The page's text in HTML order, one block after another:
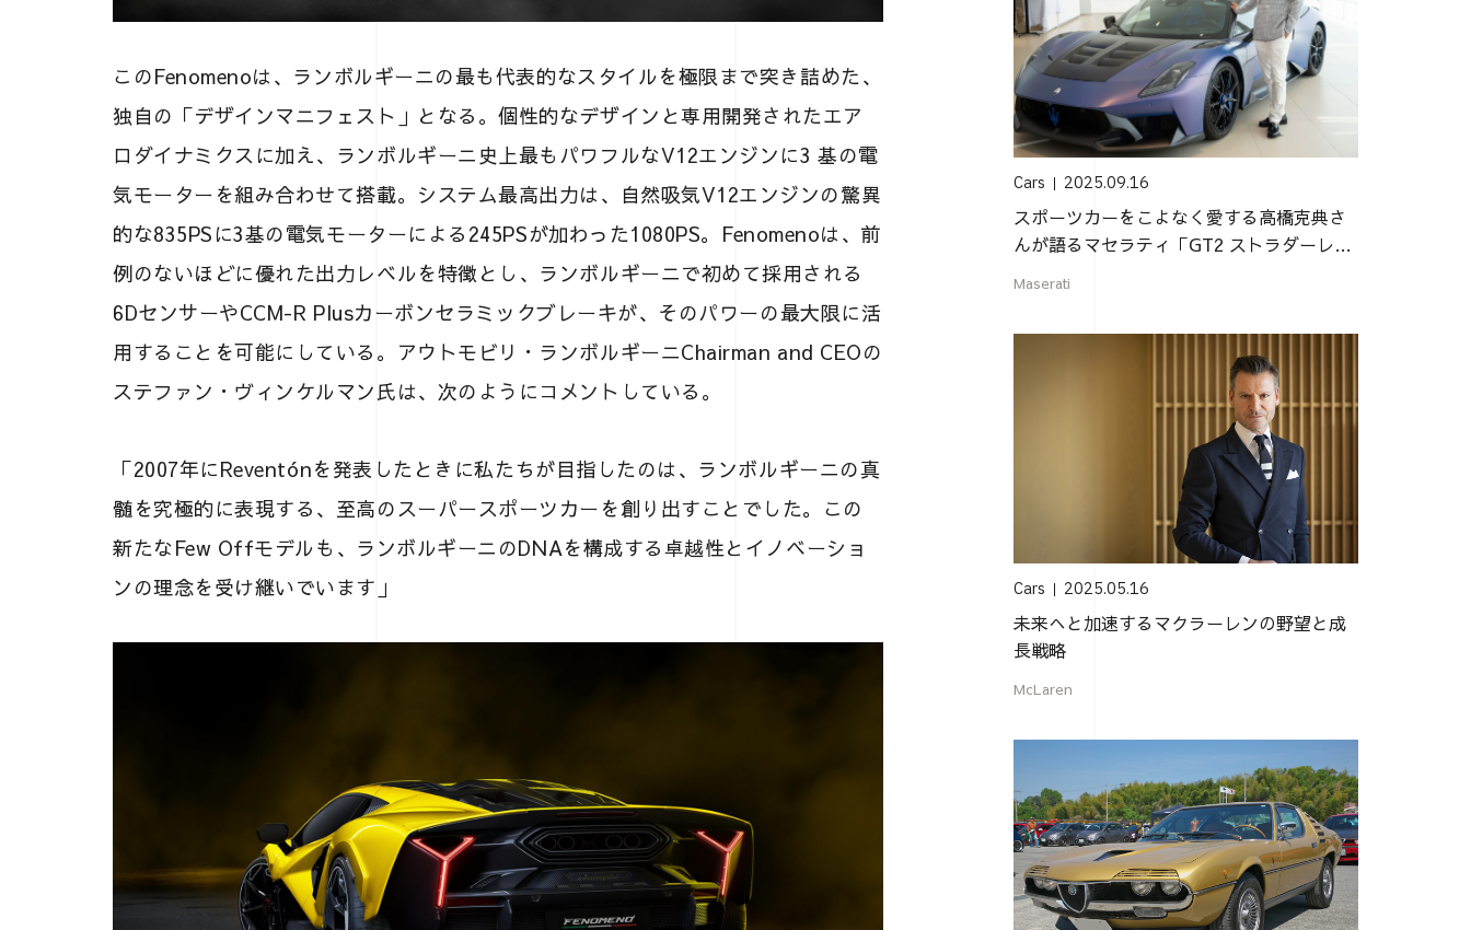
このFenomenoは、ランボルギーニの最も代表的なスタイルを極限まで突き詰めた、
独自の「デザインマニフェスト」となる。個性的なデザインと専用開発されたエア
ロダイナミクスに加え、ランボルギーニ史上最もパワフルなV12エンジンに3 基の電
気モーターを組み合わせて搭載。システム最高出力は、自然吸気V12エンジンの驚異
的な835PSに3基の電気モーターによる245PSが加わった1080PS。Fenomenoは、前
例のないほどに優れた出力レベルを特徴とし、ランボルギーニで初めて採用される
6DセンサーやCCM-R Plusカーボンセラミックブレーキが、そのパワーの最大限に活
用することを可能にしている。アウトモビリ・ランボルギーニChairman and CEOの
ステファン・ヴィンケルマン氏は、次のようにコメントしている。
「2007年にReventónを発表したときに私たちが目指したのは、ランボルギーニの真
髄を究極的に表現する、至高のスーパースポーツカーを創り出すことでした。この
新たなFew Offモデルも、ランボルギーニのDNAを構成する卓越性とイノベーショ
ンの理念を受け継いでいます」
Cars 2025.09.16
スポーツカーをこよなく愛する高橋克典さ
んが語るマセラティ「GT2 ストラダーレ」
Maserati
Cars 2025.05.16
未来へと加速するマクラーレンの野望と成
長戦略
McLaren